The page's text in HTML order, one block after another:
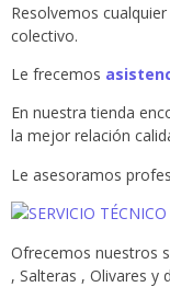
Resolvemos
colectivo.
Le frecemos
En nuestra tienda
la mejor relación
Le asesoramos
Ofrecemos nuestros
, Salteras , Olivares y